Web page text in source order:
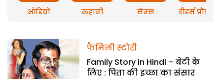
ऑडियो कहानी सेक्स रीडर्स प्रौब्लम
फैमिली स्टोरी
Family Story in Hindi – बेटी के
लिए : पिता की इच्छा का संसार